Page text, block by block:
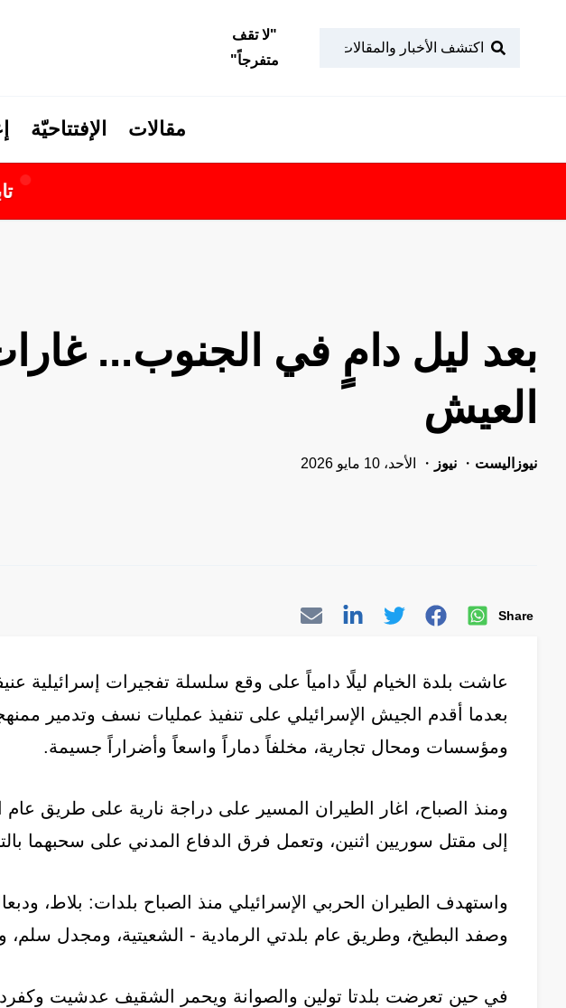
"لا تقف
متفرجاً"
مقالات الإفتتاحيّة
بعد ليل دامٍ في الجنوب...
العيش
نيوزاليست نيوز الأحد، 10 مايو 2026
Share
عاشت بلدة الخيام ليلًا دامياً على وقع سلسلة تفجيرات إسرائيلية
بعدما أقدم الجيش الإسرائيلي على تنفيذ عمليات نسف وتدمير
ومؤسسات ومحال تجارية، مخلفاً دماراً واسعاً وأضراراً جسيمة.
ومنذ الصباح، اغار الطيران المسير على دراجة نارية على طريق عام
إلى مقتل سوريين اثنين، وتعمل فرق الدفاع المدني على سحبهما
واستهدف الطيران الحربي الإسرائيلي منذ الصباح بلدات: بلاط،
وصفد البطيخ، وطريق عام بلدتي الرمادية - الشعيتية، ومجدل سلم،
في حين تعرضت بلدتا تولين والصوانة ويحمر الشقيف عدشيت